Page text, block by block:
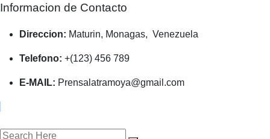
Informacion de Contacto
Direccion: Maturin, Monagas, Venezuela
Telefono: +(123) 456 789
E-MAIL: Prensalatramoya@gmail.com